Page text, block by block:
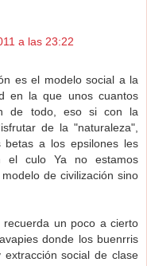
a las 23:22
es el modelo social a la
en la que unos cuantos
de todo, eso si con la
de la "naturaleza",
betas a los epsilones les
el culo Ya no estamos
de civilización sino
un poco a cierto
donde los buenrris
social de clase